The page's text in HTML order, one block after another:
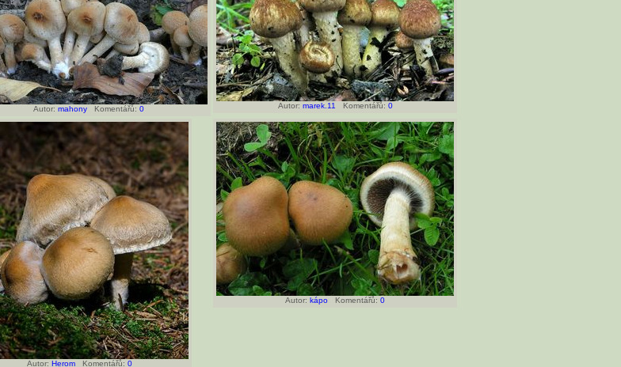
Autor: mahony Komentářů: 0 Autor: marek.11 Komentářů: 0
Autor: HeromKomentářů: 0
Autor: kápo Komentářů: 0